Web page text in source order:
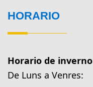
HORARIO
Horario de inverno
De Luns a Venres: